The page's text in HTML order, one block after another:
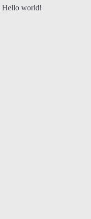
Hello world!